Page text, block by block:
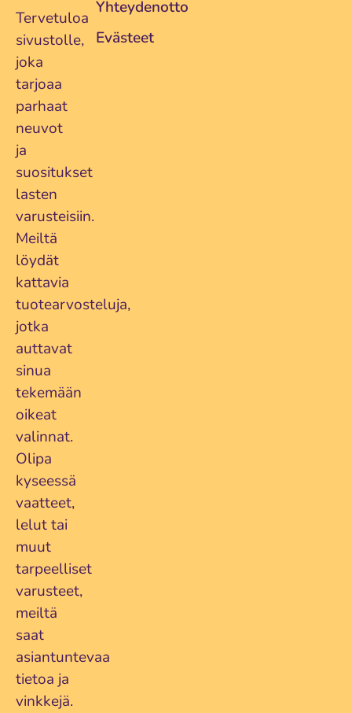
Petite Chérie Essence Lämpöpussi
Lue lisää...
Tervetuloa
sivustolle,
joka
tarjoaa
parhaat
neuvot
ja
suositukset
lasten
varusteisiin.
Meiltä
löydät
kattavia
tuotearvosteluja,
jotka
auttavat
sinua
tekemään
oikeat
valinnat.
Olipa
kyseessä
vaatteet,
lelut tai
muut
tarpeelliset
varusteet,
meiltä
saat
asiantuntevaa
tietoa ja
vinkkejä.
Yhteydenotto
Evästeet